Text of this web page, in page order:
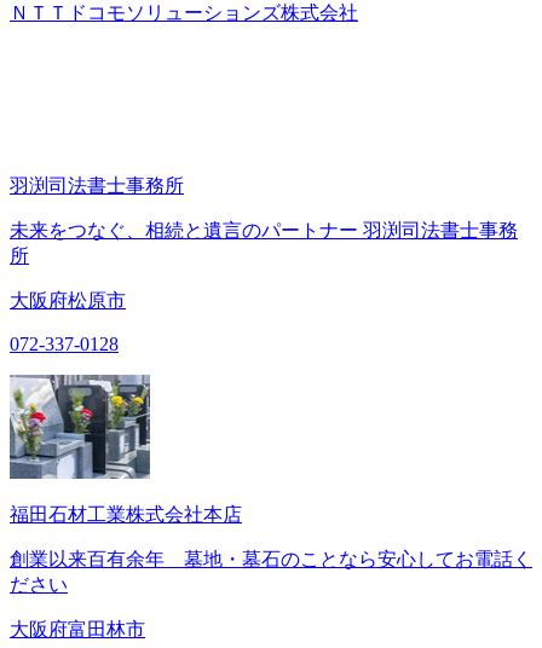
ＮＴＴドコモソリューションズ株式会社
羽渕司法書士事務所
未来をつなぐ、相続と遺言のパートナー 羽渕司法書士事務
所
大阪府松原市
072-337-0128
福田石材工業株式会社本店
創業以来百有余年 墓地・墓石のことなら安心してお電話く
ださい
大阪府富田林市